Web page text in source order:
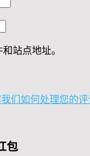
站点地址。
们如何处理您的
包